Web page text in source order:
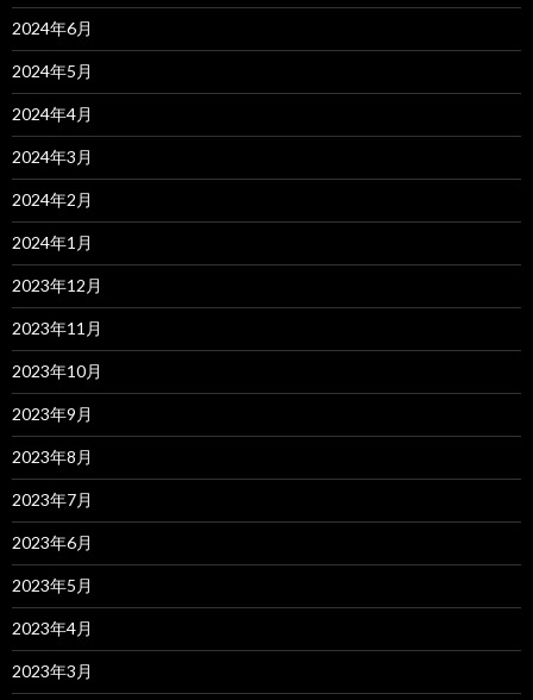
2024年6月
2024年5月
2024年4月
2024年3月
2024年2月
2024年1月
2023年12月
2023年11月
2023年10月
2023年9月
2023年8月
2023年7月
2023年6月
2023年5月
2023年4月
2023年3月